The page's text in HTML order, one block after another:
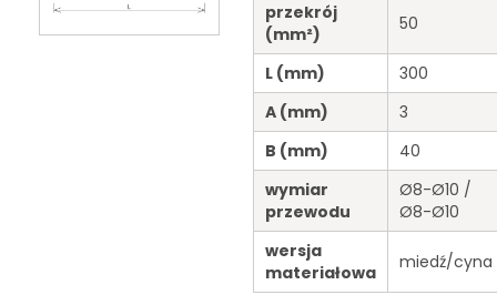
przekrój
(mm²)
50
L(mm)
300
A(mm)
3
B (mm)
40
wymiar
przewodu
Ø8-Ø10 /
Ø8-Ø10
wersja
materiałowa
miedź/cyna